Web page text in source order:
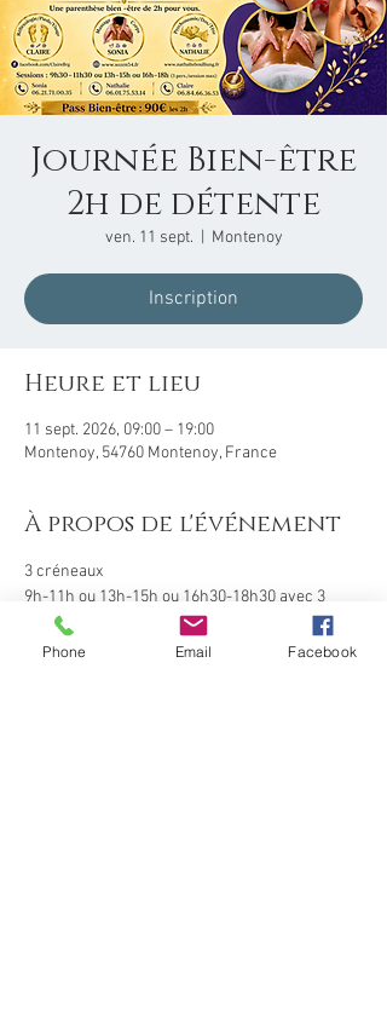
Journée Bien-être
2h de détente
ven. 11 sept. Montenoy
Inscription
Heure et lieu
11 sept. 2026, 09:00 – 19:00
Montenoy, 54760 Montenoy, France
À propos de l'événement
3 créneaux
9h-11h ou 13h-15h ou 16h30-18h30 avec 3
praticiennes
3 soins + collation offerte
Phone Email Facebook